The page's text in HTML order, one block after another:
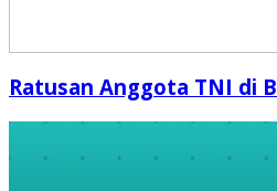
Ratusan Anggota TNI di